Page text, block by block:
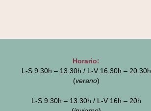
Horario:
L-S 9:30h – 13:30h / L-V 16:30h – 20:30h
(verano)
L-S 9:30h – 13:30h / L-V 16h – 20h